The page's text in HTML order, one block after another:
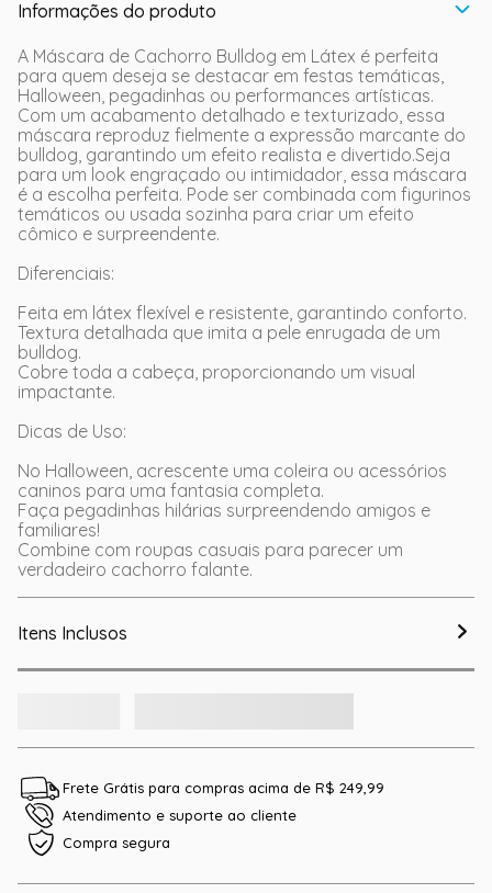
Informações do produto
A Máscara de Cachorro Bulldog em Látex é perfeita
para quem deseja se destacar em festas temáticas,
Halloween, pegadinhas ou performances artísticas.
Com um acabamento detalhado e texturizado, essa
máscara reproduz fielmente a expressão marcante do
bulldog, garantindo um efeito realista e divertido.Seja
para um look engraçado ou intimidador, essa máscara
é a escolha perfeita. Pode ser combinada com figurinos
temáticos ou usada sozinha para criar um efeito
cômico e surpreendente.
Diferenciais:
Feita em látex flexível e resistente, garantindo conforto.
Textura detalhada que imita a pele enrugada de um
bulldog.
Cobre toda a cabeça, proporcionando um visual
impactante.
Dicas de Uso:
No Halloween, acrescente uma coleira ou acessórios
caninos para uma fantasia completa.
Faça pegadinhas hilárias surpreendendo amigos e
familiares!
Combine com roupas casuais para parecer um
verdadeiro cachorro falante.
Itens Inclusos
Frete Grátis para compras acima de R$ 249,99
Atendimento e suporte ao cliente
Compra segura